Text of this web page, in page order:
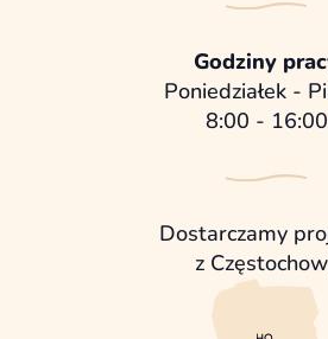
Godziny
Poniedziałek -
8:00 - 16:00
Dostarczamy
z